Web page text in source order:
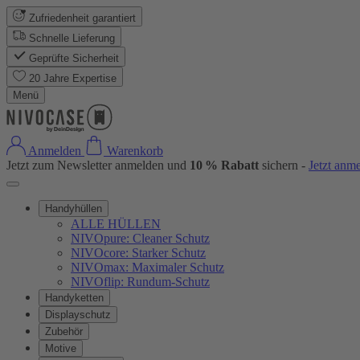
Zufriedenheit garantiert
Schnelle Lieferung
Geprüfte Sicherheit
20 Jahre Expertise
Menü
Anmelden
Warenkorb
Jetzt zum Newsletter anmelden und 10 % Rabatt sichern - Jetzt
Handyhüllen
ALLE HÜLLEN
NIVOpure: Cleaner Schutz
NIVOcore: Starker Schutz
NIVOmax: Maximaler Schutz
NIVOflip: Rundum-Schutz
Handyketten
Displayschutz
Zubehör
Motive